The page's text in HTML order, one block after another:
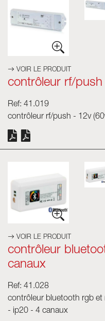
VOIR LE PRODUIT
contrôleur rf/
Ref: 41.019
contrôleur rf/push - 12v
VOIR LE PRODUIT
contrôleur
canaux
Ref: 41.028
contrôleur bluetooth rgb
- ip20 - 4 canaux